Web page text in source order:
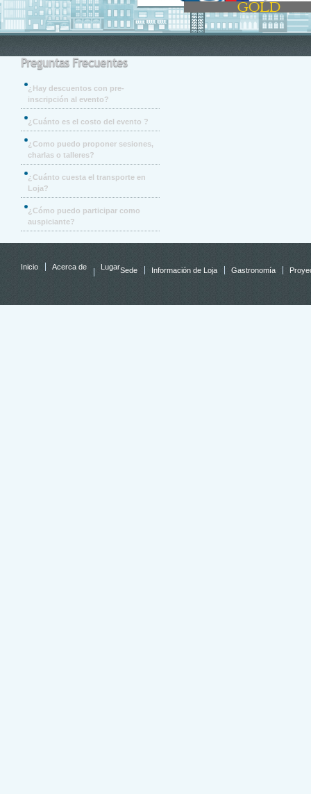
Preguntas Frecuentes
¿Hay descuentos con pre-
inscripción al evento?
¿Cuánto es el costo del evento ?
¿Como puedo proponer sesiones,
charlas o talleres?
¿Cuánto cuesta el transporte en
Loja?
¿Cómo puedo participar como
auspiciante?
Inicio Acerca de LugarSede Información de Loja Gastronomía